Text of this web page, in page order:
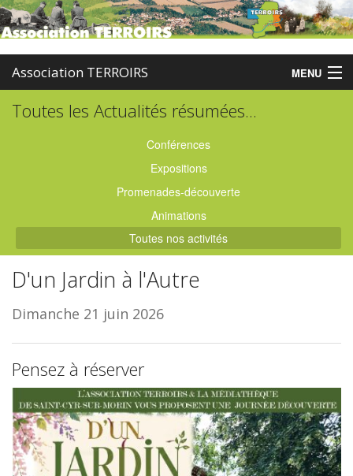
Association TERROIRS MENU
Accueil
Partenaires
Enquêtes
Contact
Toutes les Actualités résumées...
Conférences
Expositions
Promenades-découverte
Animations
Toutes nos activités
D'un Jardin à l'Autre
Dimanche 21 juin 2026
Pensez à réserver